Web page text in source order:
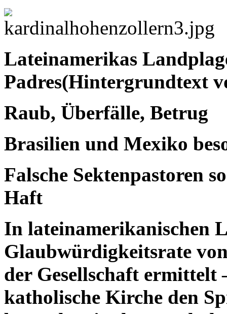
Lateinamerikas
Padres(Hintergrundtext
Raub, Überfälle, Betrug
Brasilien und Mexiko
Falsche Sektenpastoren
Haft
In lateinamerikanischen
Glaubwürdigkeitsrate
der Gesellschaft
katholische Kirche den